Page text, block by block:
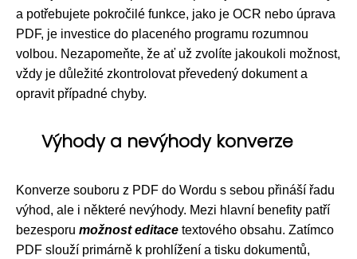
a potřebujete pokročilé funkce, jako je OCR nebo úprava
PDF, je investice do placeného programu rozumnou
volbou. Nezapomeňte, že ať už zvolíte jakoukoli možnost,
vždy je důležité zkontrolovat převedený dokument a
opravit případné chyby.
Výhody a nevýhody konverze
Konverze souboru z PDF do Wordu s sebou přináší řadu
výhod, ale i některé nevýhody. Mezi hlavní benefity patří
bezesporu možnost editace textového obsahu. Zatímco
PDF slouží primárně k prohlížení a tisku dokumentů,